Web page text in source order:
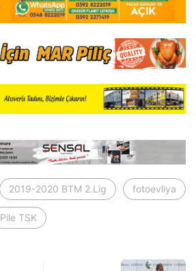
2019-2020 BTM 2.Lig fotoevliya
Pile TSK